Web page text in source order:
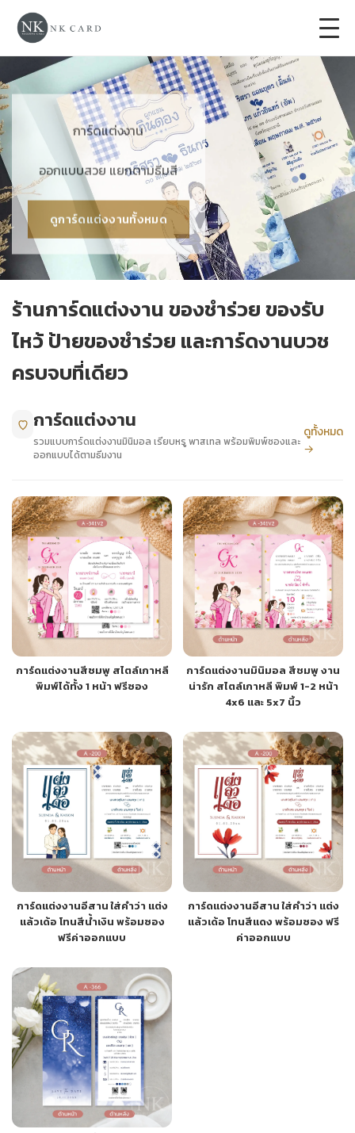
การ์ดแต่งงาน +
ของชำร่วยงานแต่ง
ป้ายของชำร่วยงานแต่ง +
การ์ดงานบวช
ซองเปล่า
รับพิมพ์หน้าซอง
Wax Seal Sticker | สติกเกอร์ตราครั่งปิดซอง
การ์ดแต่งงานออนไลน์
รีวิว
เกี่ยวกับเรา
บทความ
การ์ดแต่งงาน
ออกแบบสวย แยกตามธีมสี
ดูการ์ดแต่งงานทั้งหมด
ร้านการ์ดแต่งงาน ของชำร่วย ของรับ
ไหว้ ป้ายของชำร่วย และการ์ดงานบวช
ครบจบที่เดียว
การ์ดแต่งงาน
รวมแบบการ์ดแต่งงานมินิมอล เรียบหรู พาสเทล พร้อมพิมพ์ซองและ
ออกแบบได้ตามธีมงาน
ดูทั้งหมด
→
การ์ดแต่งงานสีชมพู สไตล์เกาหลี
พิมพ์ได้ทั้ง 1 หน้า ฟรีซอง
การ์ดแต่งงานมินิมอล สีชมพู งาน
น่ารัก สไตล์เกาหลี พิมพ์ 1-2 หน้า
4x6 และ 5x7 นิ้ว
การ์ดแต่งงานอีสาน ใส่คำว่า แต่ง
แล้วเด้อ โทนสีน้ำเงิน พร้อมซอง
ฟรีค่าออกแบบ
การ์ดแต่งงานอีสาน ใส่คำว่า แต่ง
แล้วเด้อ โทนสีแดง พร้อมซอง ฟรี
ค่าออกแบบ